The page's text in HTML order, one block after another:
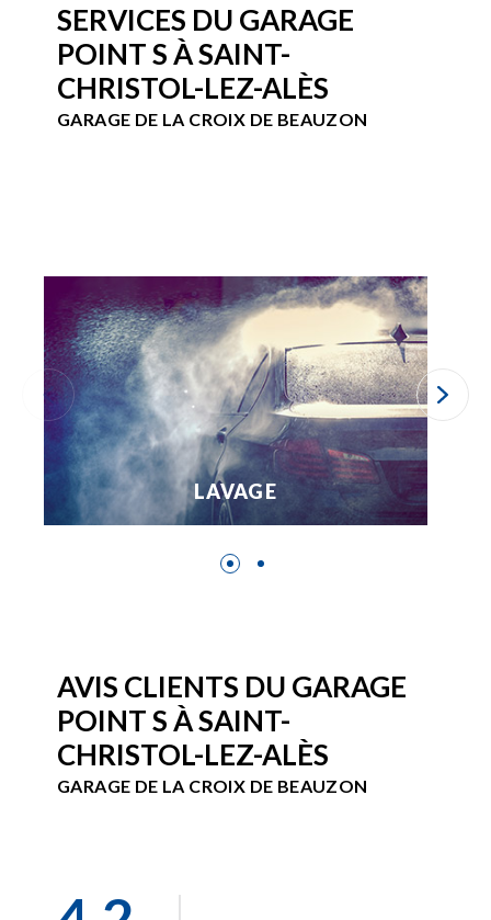
SERVICES DU GARAGE
POINT S À SAINT-
CHRISTOL-LEZ-ALÈS
GARAGE DE LA CROIX DE BEAUZON
LAVAGE
AVIS CLIENTS DU GARAGE
POINT S À SAINT-
CHRISTOL-LEZ-ALÈS
GARAGE DE LA CROIX DE BEAUZON